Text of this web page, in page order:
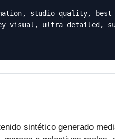
studio quality,
visual, ultra detailed,
sintético generado